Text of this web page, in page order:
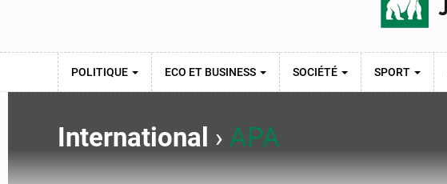
POLITIQUE ECO ET BUSINESS SOCIÉTÉ SPORT
International › APA